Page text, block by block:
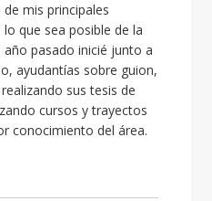
mis principales
que sea posible de la
pasado inicié junto a
ayudantías sobre guion,
sus tesis de
cursos y trayectos
conocimiento del área.